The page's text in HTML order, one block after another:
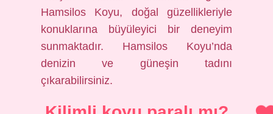
Hamsilos Koyu, doğal güzellikleriyle
konuklarına büyüleyici bir deneyim
sunmaktadır. Hamsilos Koyu’nda
denizin ve güneşin tadını
çıkarabilirsiniz.